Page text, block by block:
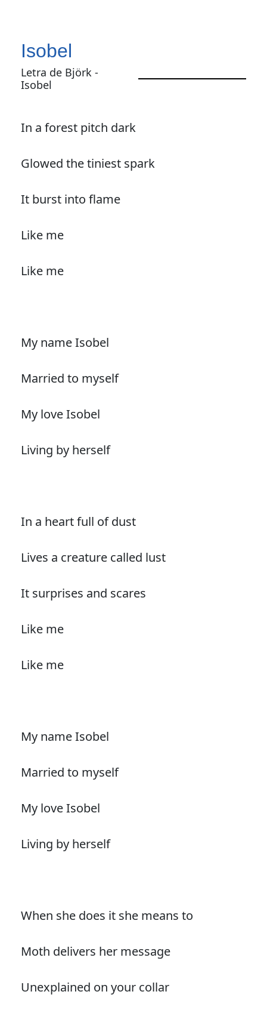
Isobel
Letra de Björk -
Isobel
In a forest pitch dark
Glowed the tiniest spark
It burst into flame
Like me
Like me
My name Isobel
Married to myself
My love Isobel
Living by herself
In a heart full of dust
Lives a creature called lust
It surprises and scares
Like me
Like me
My name Isobel
Married to myself
My love Isobel
Living by herself
When she does it she means to
Moth delivers her message
Unexplained on your collar